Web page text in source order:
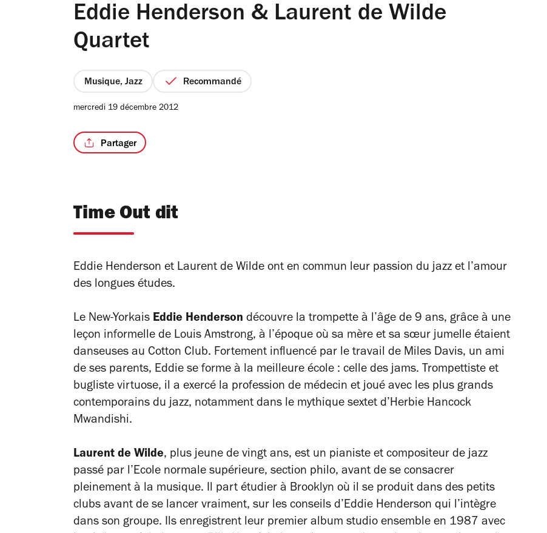
Eddie Henderson & Laurent de Wilde
Quartet
Musique, Jazz Recommandé
mercredi 19 décembre 2012
Partager
Time Out dit
Eddie Henderson et Laurent de Wilde ont en commun leur passion du jazz et l’amour
des longues études.
Le New-Yorkais Eddie Henderson découvre la trompette à l’âge de 9 ans, grâce à une
leçon informelle de Louis Amstrong, à l’époque où sa mère et sa sœur jumelle étaient
danseuses au Cotton Club. Fortement influencé par le travail de Miles Davis, un ami
de ses parents, Eddie se forme à la meilleure école : celle des jams. Trompettiste et
bugliste virtuose, il a exercé la profession de médecin et joué avec les plus grands
contemporains du jazz, notamment dans le mythique sextet d’Herbie Hancock
Mwandishi.
Laurent de Wilde, plus jeune de vingt ans, est un pianiste et compositeur de jazz
passé par l’Ecole normale supérieure, section philo, avant de se consacrer
pleinement à la musique. Il part étudier à Brooklyn où il se produit dans des petits
clubs avant de se lancer vraiment, sur les conseils d’Eddie Henderson qui l’intègre
dans son groupe. Ils enregistrent leur premier album studio ensemble en 1987 avec